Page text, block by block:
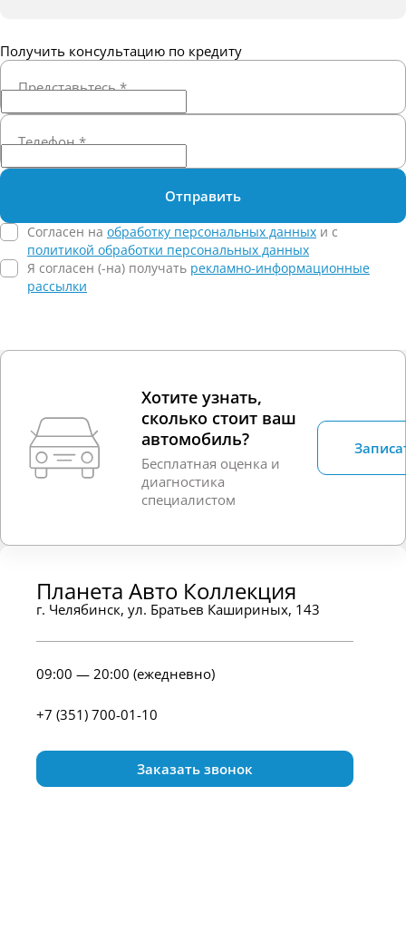
Получить консультацию по кредиту
Представьтесь*
Телефон*
Отправить
Согласен на обработку персональных данных и c
политикой обработки персональных данных
Я согласен (-на) получать рекламно-информационные
рассылки
Хотите узнать,
сколько стоит ваш
автомобиль?
Бесплатная оценка и
диагностика
специалистом
Планета Авто Коллекция
г. Челябинск, ул. Братьев Кашириных, 143
09:00 — 20:00 (ежедневно)
+7 (351) 700-01-10
Заказать звонок